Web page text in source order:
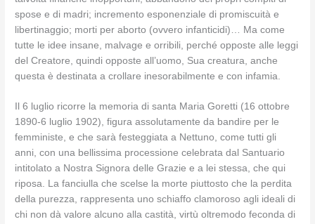
spose e di madri; incremento esponenziale di promiscuità e
libertinaggio; morti per aborto (ovvero infanticidi)… Ma come
tutte le idee insane, malvage e orribili, perché opposte alle leggi
del Creatore, quindi opposte all’uomo, Sua creatura, anche
questa è destinata a crollare inesorabilmente e con infamia.
Il 6 luglio ricorre la memoria di santa Maria Goretti (16 ottobre
1890-6 luglio 1902), figura assolutamente da bandire per le
femministe, e che sarà festeggiata a Nettuno, come tutti gli
anni, con una bellissima processione celebrata dal Santuario
intitolato a Nostra Signora delle Grazie e a lei stessa, che qui
riposa. La fanciulla che scelse la morte piuttosto che la perdita
della purezza, rappresenta uno schiaffo clamoroso agli ideali di
chi non dà valore alcuno alla castità, virtù oltremodo feconda di